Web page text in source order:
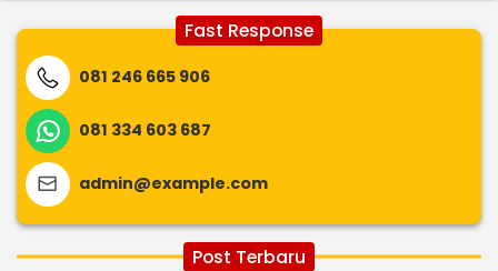
Fast Response
081 246 665 906
081 334 603 687
admin@example.com
Post Terbaru